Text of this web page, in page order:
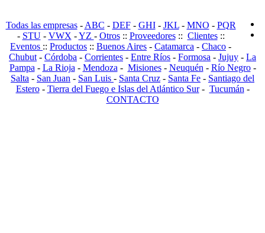
Todas las empresas- ABC - DEF- GHI- JKL- MNO - PQR
- STU- VWX -YZ - Otros:: Proveedores:: Clientes::
Eventos :: Productos :: Buenos Aires - Catamarca - Chaco -
Chubut - Córdoba - Corrientes - Entre Ríos - Formosa - Jujuy - La
Pampa - La Rioja - Mendoza - Misiones- Neuquén - Río Negro-
Salta - San Juan - San Luis - Santa Cruz - Santa Fe - Santiago del
Estero- Tierra del Fuego e Islas del Atlántico Sur- Tucumán -
CONTACTO